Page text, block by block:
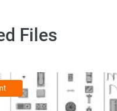
Files